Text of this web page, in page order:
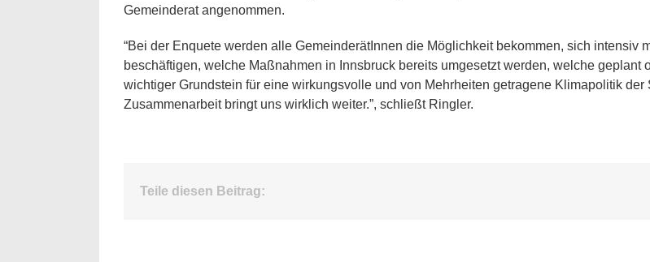
Gemeinderat angenommen.
“Bei der Enquete werden alle GemeinderätInnen die Möglichkeit bekommen, sich intensiv
beschäftigen, welche Maßnahmen in Innsbruck bereits umgesetzt werden, welche geplant
wichtiger Grundstein für eine wirkungsvolle und von Mehrheiten getragene Klimapolitik
Zusammenarbeit bringt uns wirklich weiter.”, schließt Ringler.
Teile diesen Beitrag: